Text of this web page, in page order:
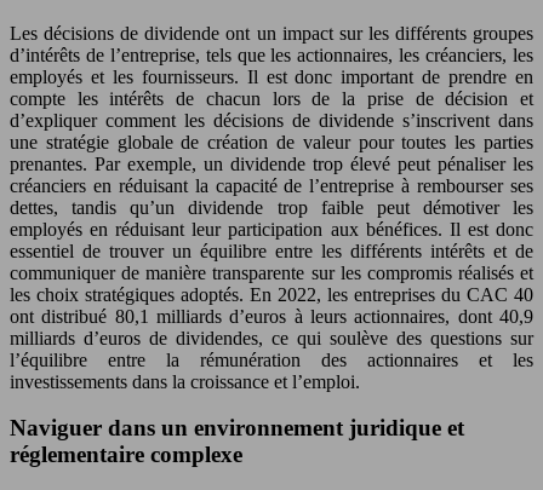
Les décisions de dividende ont un impact sur les différents groupes
d’intérêts de l’entreprise, tels que les actionnaires, les créanciers, les
employés et les fournisseurs. Il est donc important de prendre en
compte les intérêts de chacun lors de la prise de décision et
d’expliquer comment les décisions de dividende s’inscrivent dans
une stratégie globale de création de valeur pour toutes les parties
prenantes. Par exemple, un dividende trop élevé peut pénaliser les
créanciers en réduisant la capacité de l’entreprise à rembourser ses
dettes, tandis qu’un dividende trop faible peut démotiver les
employés en réduisant leur participation aux bénéfices. Il est donc
essentiel de trouver un équilibre entre les différents intérêts et de
communiquer de manière transparente sur les compromis réalisés et
les choix stratégiques adoptés. En 2022, les entreprises du CAC 40
ont distribué 80,1 milliards d’euros à leurs actionnaires, dont 40,9
milliards d’euros de dividendes, ce qui soulève des questions sur
l’équilibre entre la rémunération des actionnaires et les
investissements dans la croissance et l’emploi.
Naviguer dans un environnement juridique et
réglementaire complexe